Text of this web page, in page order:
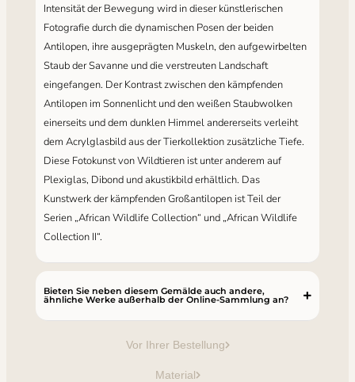
Vor Ihrer Bestellung
Material
Intensität der Bewegung wird in dieser künstlerischen
Fotografie durch die dynamischen Posen der beiden
Antilopen, ihre ausgeprägten Muskeln, den aufgewirbelten
Staub der Savanne und die verstreuten Landschaft ​​
eingefangen. Der Kontrast zwischen den kämpfenden
Antilopen im Sonnenlicht und den weißen Staubwolken
einerseits und dem dunklen Himmel andererseits verleiht
dem Acrylglasbild aus der Tierkollektion zusätzliche Tiefe.
Diese Fotokunst von Wildtieren ist unter anderem auf
Plexiglas, Dibond und akustikbild erhältlich. Das
Kunstwerk der kämpfenden Großantilopen ist Teil der
Serien „African Wildlife Collection“ und „African Wildlife
Collection II“.
Bieten Sie neben diesem Gemälde auch andere,
ähnliche Werke außerhalb der Online-Sammlung an?